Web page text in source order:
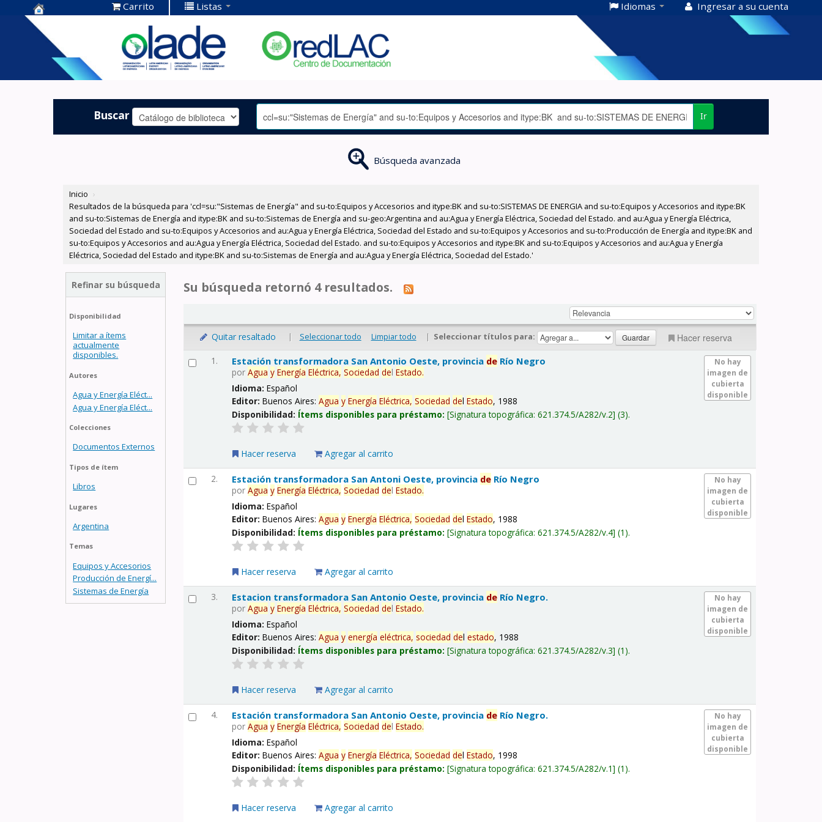
Centro de
Documentación
OLADE -
Carrito Listas Idiomas Ingresar a su cuenta
Buscar Ir
Búsqueda avanzada
Inicio ›
Resultados de la búsqueda para 'ccl=su:"Sistemas de Energía" and su-to:Equipos y Accesorios and itype:BK and su-to:SISTEMAS DE ENERGIA and su-to:Equipos y Accesorios and itype:BK
and su-to:Sistemas de Energía and itype:BK and su-to:Sistemas de Energía and su-geo:Argentina and au:Agua y Energía Eléctrica, Sociedad del Estado. and au:Agua y Energía Eléctrica,
Sociedad del Estado and su-to:Equipos y Accesorios and au:Agua y Energía Eléctrica, Sociedad del Estado and su-to:Equipos y Accesorios and su-to:Producción de Energía and itype:BK and
su-to:Equipos y Accesorios and au:Agua y Energía Eléctrica, Sociedad del Estado. and su-to:Equipos y Accesorios and itype:BK and su-to:Equipos y Accesorios and au:Agua y Energía
Eléctrica, Sociedad del Estado and itype:BK and su-to:Sistemas de Energía and au:Agua y Energía Eléctrica, Sociedad del Estado.'
Refinar su búsqueda
Disponibilidad
Limitar a ítems
actualmente
disponibles.
Autores
Agua y Energía Eléct...
Agua y Energía Eléct...
Colecciones
Documentos Externos
Tipos de ítem
Libros
Lugares
Argentina
Temas
Equipos y Accesorios
Producción de Energí...
Sistemas de Energía
Su búsqueda retornó 4 resultados.
Quitar resaltado | Seleccionar todo Limpiar todo | Seleccionar títulos para: Hacer reserva
1.
No hay
imagen de
cubierta
disponible
Estación transformadora San Antonio Oeste, provincia de Río Negro
porAgua y Energía Eléctrica, Sociedad delEstado.
Idioma:Español
Editor:Buenos Aires:Agua y Energía Eléctrica, Sociedad delEstado, 1988
Disponibilidad: Ítems disponibles para préstamo: Signatura topográfica:621.374.5/A282/v.2 (3).
Hacer reserva Agregar al carrito
2.
No hay
imagen de
cubierta
disponible
Estación transformadora San Antoni Oeste, provincia de Río Negro
porAgua y Energía Eléctrica, Sociedad delEstado.
Idioma:Español
Editor:Buenos Aires:Agua y Energía Eléctrica, Sociedad delEstado, 1988
Disponibilidad: Ítems disponibles para préstamo: Signatura topográfica:621.374.5/A282/v.4 (1).
Hacer reserva Agregar al carrito
3.
No hay
imagen de
cubierta
disponible
Estacion transformadora San Antonio Oeste, provincia de Río Negro.
porAgua y Energía Eléctrica, Sociedad delEstado.
Idioma:Español
Editor:Buenos Aires:Agua y energía eléctrica, sociedad delestado, 1988
Disponibilidad: Ítems disponibles para préstamo: Signatura topográfica:621.374.5/A282/v.3 (1).
Hacer reserva Agregar al carrito
4.
No hay
imagen de
cubierta
disponible
Estación transformadora San Antonio Oeste, provincia de Río Negro.
porAgua y Energía Eléctrica, Sociedad delEstado.
Idioma:Español
Editor:Buenos Aires:Agua y Energía Eléctrica, Sociedad delEstado, 1998
Disponibilidad: Ítems disponibles para préstamo: Signatura topográfica:621.374.5/A282/v.1 (1).
Hacer reserva Agregar al carrito